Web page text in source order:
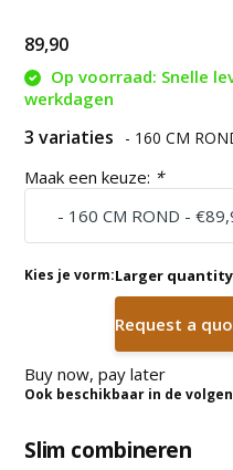
89,90
Op voorraad: Snelle
werkdagen
3 variaties - 160 CM
Maak een keuze: *
Kies je vorm:Larger
Request a
Buy now, pay later
Ook beschikbaar in de
Slim combineren